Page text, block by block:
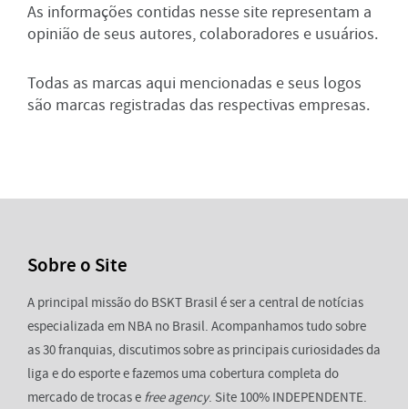
As informações contidas nesse site representam a
opinião de seus autores, colaboradores e usuários.
Todas as marcas aqui mencionadas e seus logos
são marcas registradas das respectivas empresas.
Sobre o Site
A principal missão do BSKT Brasil é ser a central de notícias
especializada em NBA no Brasil. Acompanhamos tudo sobre
as 30 franquias, discutimos sobre as principais curiosidades da
liga e do esporte e fazemos uma cobertura completa do
mercado de trocas e free agency. Site 100% INDEPENDENTE.